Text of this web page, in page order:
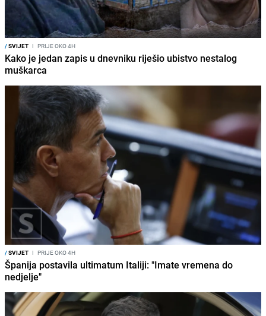
/SVIJET I PRIJE OKO 4H
Kako je jedan zapis u dnevniku riješio ubistvo nestalog
muškarca
/SVIJET I PRIJE OKO 4H
Španija postavila ultimatum Italiji: "Imate vremena do
nedjelje"